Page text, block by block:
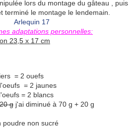
lors du montage du gâteau , puis
terminé le montage le lendemain.
adaptations personnelles:
23,5 x 17 cm
= 2 ouefs
= 2 jaunes
= 2 blancs
g j'ai diminué à 70 g + 20 g
poudre non sucré